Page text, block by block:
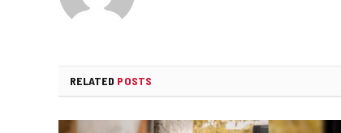
RELATED POSTS